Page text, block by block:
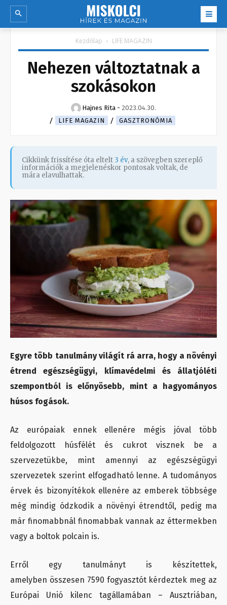
Kezdőlap LIFE MAGAZIN
Nehezen változtatnak a
szokásokon
Hajnes Rita - 2023.04.30.
LIFE MAGAZIN
GASZTRONÓMIA
Cikkünk frissítése óta eltelt 3 év, a szövegben szereplő
információk a megjelenéskor pontosak voltak, de
mára elavulhattak.
Egyre több tanulmány világít rá arra, hogy a növényi
étrend egészségügyi, klímavédelmi és állatjóléti
szempontból is előnyösebb, mint a hagyományos
húsos fogások.
Az európaiak ennek ellenére mégis jóval több
feldolgozott húsfélét és cukrot visznek be a
szervezetükbe, mint amennyi az egészségügyi
szervezetek szerint elfogadható lenne. A tudományos
érvek és bizonyítékok ellenére az emberek többsége
még mindig ódzkodik a növényi étrendtől, pedig ma
már finomabbnál finomabbak vannak az éttermekben
vagy a boltok polcain is.
Erről egy tanulmányt is készítettek,
amelyben összesen 7590 fogyasztót kérdeztek meg az
Európai Unió kilenc tagállamában – Ausztriában,